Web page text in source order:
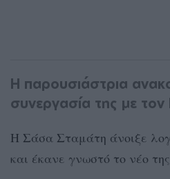
Η παρουσιάστρια
συνεργασία της με
Η Σάσα Σταμάτη άνοιξε
και έκανε γνωστό το νέο